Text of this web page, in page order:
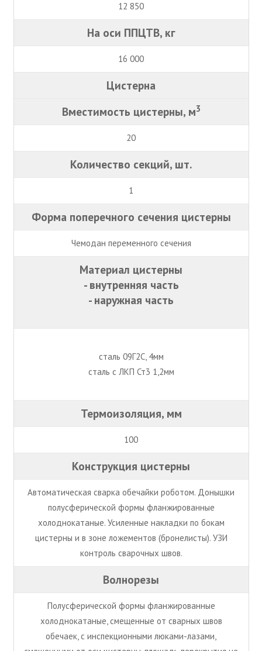
12 850
На оси ППЦТВ, кг
16 000
Цистерна
Вместимость цистерны, м3
20
Количество секций, шт.
1
Форма поперечного сечения цистерны
Чемодан переменного сечения
Материал цистерны
- внутренняя часть
- наружная часть
сталь 09Г2С, 4мм
сталь с ЛКП Ст3 1,2мм
Термоизоляция, мм
100
Конструкция цистерны
Автоматическая сварка обечайки роботом. Донышки
полусферической формы фланжированные
холоднокатаные. Усиленные накладки по бокам
цистерны и в зоне ложементов (бронелисты). УЗИ
контроль сварочных швов.
Волнорезы
Полусферической формы фланжированные
холоднокатаные, смещенные от сварных швов
обечаек, с инспекционными люками-лазами,